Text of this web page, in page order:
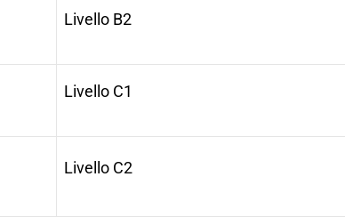
Livello B2
Livello C1
Livello C2